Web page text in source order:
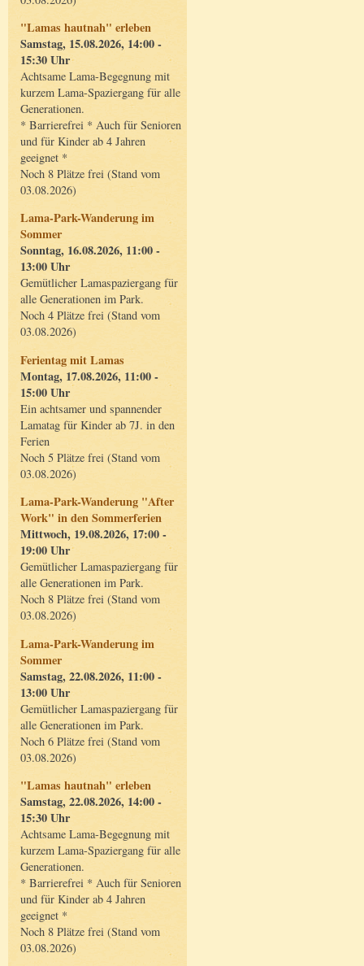
"Lamas hautnah" erleben
Samstag, 15.08.2026, 14:00 -
15:30 Uhr
Achtsame Lama-Begegnung mit
kurzem Lama-Spaziergang für alle
Generationen.
* Barrierefrei * Auch für Senioren
und für Kinder ab 4 Jahren
geeignet *
Noch 8 Plätze frei (Stand vom
03.08.2026)
Lama-Park-Wanderung im
Sommer
Sonntag, 16.08.2026, 11:00 -
13:00 Uhr
Gemütlicher Lamaspaziergang für
alle Generationen im Park.
Noch 4 Plätze frei (Stand vom
03.08.2026)
Ferientag mit Lamas
Montag, 17.08.2026, 11:00 -
15:00 Uhr
Ein achtsamer und spannender
Lamatag für Kinder ab 7J. in den
Ferien
Noch 5 Plätze frei (Stand vom
03.08.2026)
Lama-Park-Wanderung "After
Work" in den Sommerferien
Mittwoch, 19.08.2026, 17:00 -
19:00 Uhr
Gemütlicher Lamaspaziergang für
alle Generationen im Park.
Noch 8 Plätze frei (Stand vom
03.08.2026)
Lama-Park-Wanderung im
Sommer
Samstag, 22.08.2026, 11:00 -
13:00 Uhr
Gemütlicher Lamaspaziergang für
alle Generationen im Park.
Noch 6 Plätze frei (Stand vom
03.08.2026)
"Lamas hautnah" erleben
Samstag, 22.08.2026, 14:00 -
15:30 Uhr
Achtsame Lama-Begegnung mit
kurzem Lama-Spaziergang für alle
Generationen.
* Barrierefrei * Auch für Senioren
und für Kinder ab 4 Jahren
geeignet *
Noch 8 Plätze frei (Stand vom
03.08.2026)